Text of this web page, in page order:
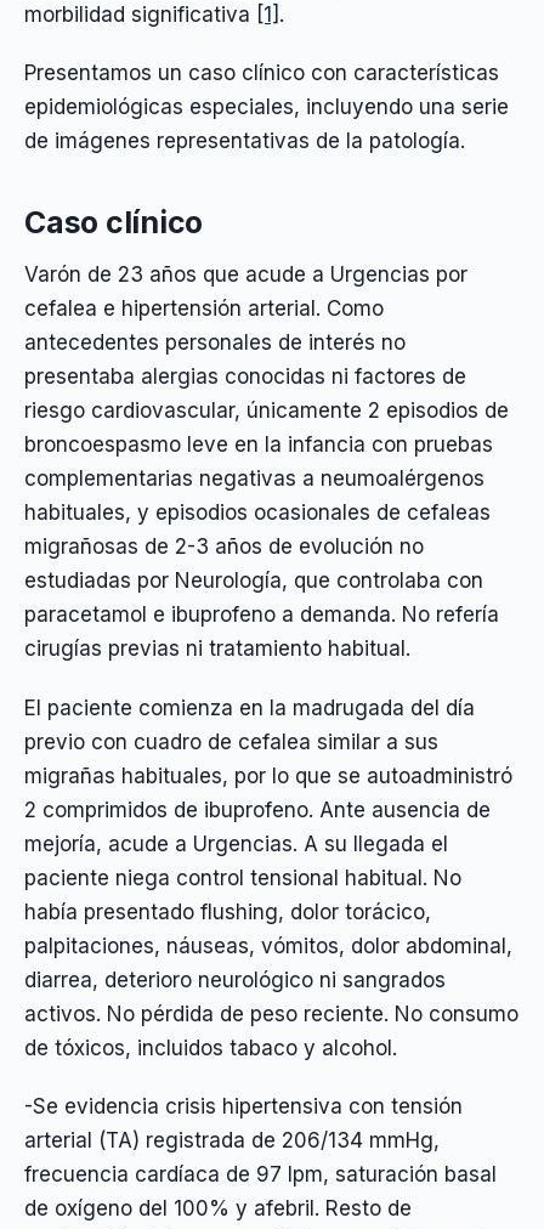
morbilidad significativa [1] .
Presentamos un caso clínico con características
epidemiológicas especiales, incluyendo una serie
de imágenes representativas de la patología.
Caso clínico
Varón de 23 años que acude a Urgencias por
cefalea e hipertensión arterial. Como
antecedentes personales de interés no
presentaba alergias conocidas ni factores de
riesgo cardiovascular, únicamente 2 episodios de
broncoespasmo leve en la infancia con pruebas
complementarias negativas a neumoalérgenos
habituales, y episodios ocasionales de cefaleas
migrañosas de 2-3 años de evolución no
estudiadas por Neurología, que controlaba con
paracetamol e ibuprofeno a demanda. No refería
cirugías previas ni tratamiento habitual.
El paciente comienza en la madrugada del día
previo con cuadro de cefalea similar a sus
migrañas habituales, por lo que se autoadministró
2 comprimidos de ibuprofeno. Ante ausencia de
mejoría, acude a Urgencias. A su llegada el
paciente niega control tensional habitual. No
había presentado flushing, dolor torácico,
palpitaciones, náuseas, vómitos, dolor abdominal,
diarrea, deterioro neurológico ni sangrados
activos. No pérdida de peso reciente. No consumo
de tóxicos, incluidos tabaco y alcohol.
-Se evidencia crisis hipertensiva con tensión
arterial (TA) registrada de 206/134 mmHg,
frecuencia cardíaca de 97 lpm, saturación basal
de oxígeno del 100% y afebril. Resto de